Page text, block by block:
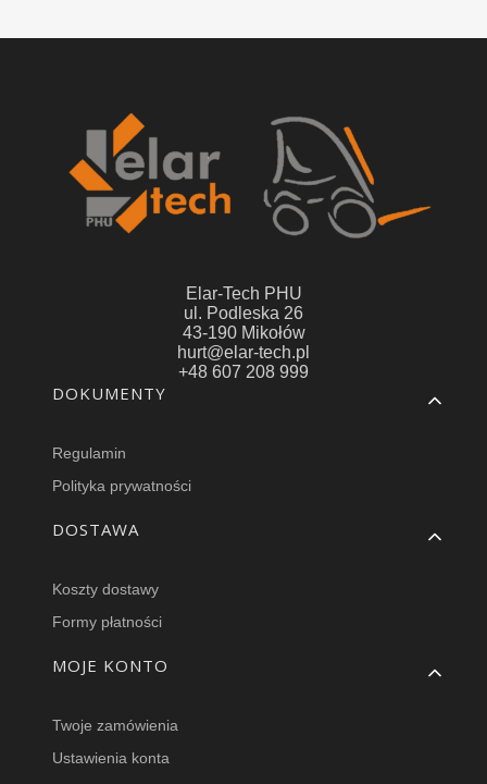
Elar-Tech PHU
ul. Podleska 26
43-190 Mikołów
hurt@elar-tech.pl
+48 607 208 999
Linki w stopce
DOKUMENTY
Regulamin
Polityka prywatności
DOSTAWA
Koszty dostawy
Formy płatności
MOJE KONTO
Twoje zamówienia
Ustawienia konta